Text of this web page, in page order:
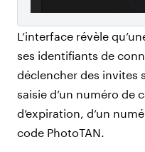
L’interface révèle
ses identifiants de
déclencher des invites
saisie d’un numéro de
d’expiration, d’un
code PhotoTAN.